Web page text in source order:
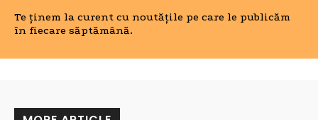
Te ținem la curent cu noutățile pe care le publicăm
în fiecare săptămână.